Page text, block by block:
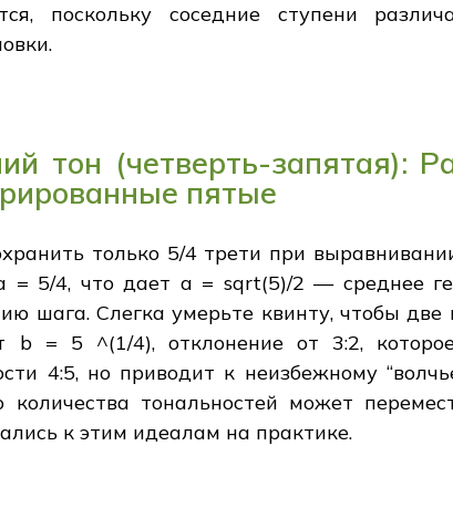
поскольку соседние ступени
тон (четверть-запятая):
пятые
только 5/4 трети при
= 5/4, что дает a = sqrt(5)/2 — среднее
шага. Слегка умерьте квинту, чтобы
b = 5 ^(1/4), отклонение от 3:2,
4:5, но приводит к неизбежному
количества тональностей может
к этим идеалам на практике.